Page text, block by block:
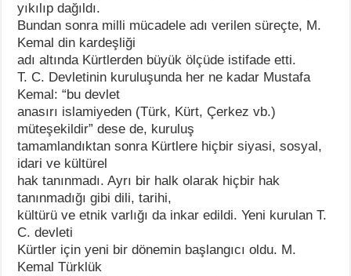
yıkılıp dağıldı.
Bundan sonra milli mücadele adı verilen süreçte, M.
Kemal din kardeşliği
adı altında Kürtlerden büyük ölçüde istifade etti.
T. C. Devletinin kuruluşunda her ne kadar Mustafa
Kemal: “bu devlet
anasırı islamiyeden (Türk, Kürt, Çerkez vb.)
müteşekildir” dese de, kuruluş
tamamlandıktan sonra Kürtlere hiçbir siyasi, sosyal,
idari ve kültürel
hak tanınmadı. Ayrı bir halk olarak hiçbir hak
tanınmadığı gibi dili, tarihi,
kültürü ve etnik varlığı da inkar edildi. Yeni kurulan T.
C. devleti
Kürtler için yeni bir dönemin başlangıcı oldu. M.
Kemal Türklük